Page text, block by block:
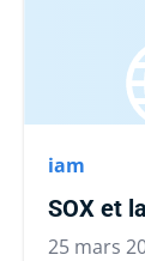
iam
SOX et
25 mars